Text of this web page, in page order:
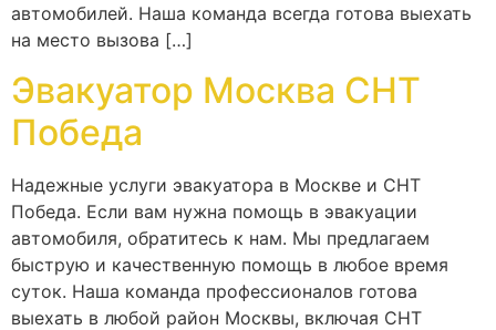
автомобилей. Наша команда всегда готова выехать
на место вызова […]
Эвакуатор Москва СНТ
Победа
Надежные услуги эвакуатора в Москве и СНТ
Победа. Если вам нужна помощь в эвакуации
автомобиля, обратитесь к нам. Мы предлагаем
быструю и качественную помощь в любое время
суток. Наша команда профессионалов готова
выехать в любой район Москвы, включая СНТ